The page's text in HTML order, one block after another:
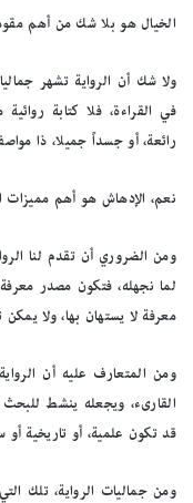
الخيال هو بلا شك من أهم
ولا شك أن الرواية تشهر
في القراءة، فلا كتابة
رائعة، أو جسداً جميلا، ذا
نعم، الإدهاش هو أهم مميزات
ومن الضروري أن تقدم لنا
لما نجهله، فتكون مصدر
معرفة لا يستهان بها، ولا يمكن
ومن المتعارف عليه أن
القارىء، ويجعله ينشط للبحث
قد تكون علمية، أو تاريخية أو
ومن جماليات الرواية، تلك